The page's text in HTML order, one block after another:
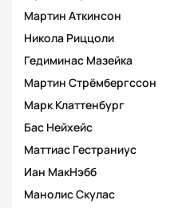
Мартин Аткинсон
Никола Риццоли
Гедиминас Мазейка
Мартин Стрёмбергссон
Марк Клаттенбург
Бас Нейхейс
Маттиас Гестраниус
Иан МакНэбб
Манолис Скулас